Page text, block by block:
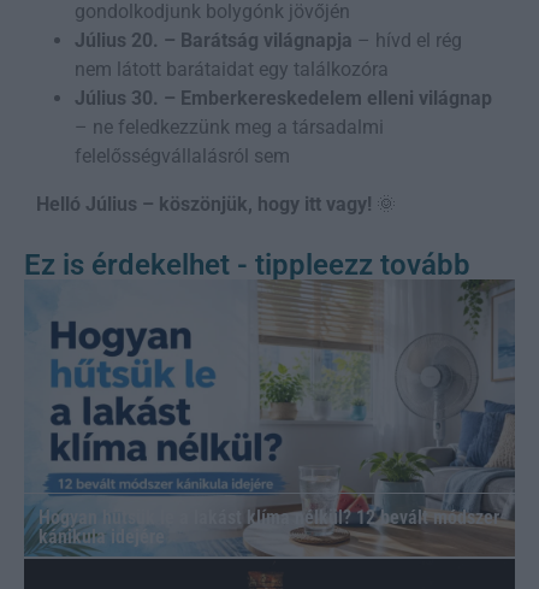
gondolkodjunk bolygónk jövőjén
Július 20. – Barátság világnapja – hívd el rég
nem látott barátaidat egy találkozóra
Július 30. – Emberkereskedelem elleni világnap
– ne feledkezzünk meg a társadalmi
felelősségvállalásról sem
Helló Július – köszönjük, hogy itt vagy! 🌞
Ez is érdekelhet - tippleezz tovább
Hogyan hűtsük le a lakást klíma nélkül? 12 bevált módszer
kánikula idejére